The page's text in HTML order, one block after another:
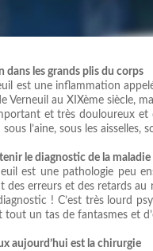
dans les grands plis du corps
est une inflammation
Verneuil au XIXème siècle,
et très douloureux et
l’aine, sous les aisselles,
le diagnostic de la maladie
est une pathologie peu
des erreurs et des retards
! C’est très lourd
tout un tas de fantasmes et
aujourd’hui est la chirurgie